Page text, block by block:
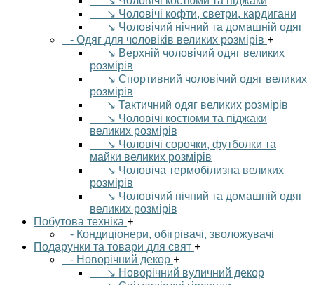
↘ Чоловічі кофти, светри, кардигани
↘ Чоловічий нічний та домашній одяг
- Одяг для чоловіків великих розмірів +
↘ Верхній чоловічий одяг великих
розмірів
↘ Спортивний чоловічий одяг великих
розмірів
↘ Тактичний одяг великих розмірів
↘ Чоловічі костюми та піджаки
великих розмірів
↘ Чоловічі сорочки, футболки та
майки великих розмірів
↘ Чоловіча термобілизна великих
розмірів
↘ Чоловічий нічний та домашній одяг
великих розмірів
Побутова техніка +
- Кондиціонери, обігрівачі, зволожувачі
Подарунки та товари для свят +
- Новорічний декор +
↘ Новорічний вуличний декор